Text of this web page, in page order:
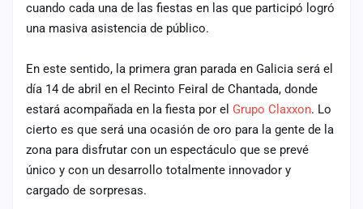
cuando cada una de las fiestas en las que participó logró
una masiva asistencia de público.
En este sentido, la primera gran parada en Galicia será el
día 14 de abril en el Recinto Feiral de Chantada, donde
estará acompañada en la fiesta por el Grupo Claxxon. Lo
cierto es que será una ocasión de oro para la gente de la
zona para disfrutar con un espectáculo que se prevé
único y con un desarrollo totalmente innovador y
cargado de sorpresas.